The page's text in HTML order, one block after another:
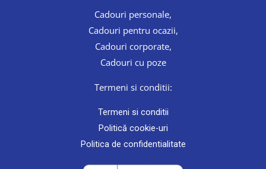
Cadouri personale,
Cadouri pentru ocazii,
Cadouri corporate,
Cadouri cu poze
Termeni si conditii:
Termeni si conditii
Politică cookie-uri
Politica de confidentialitate